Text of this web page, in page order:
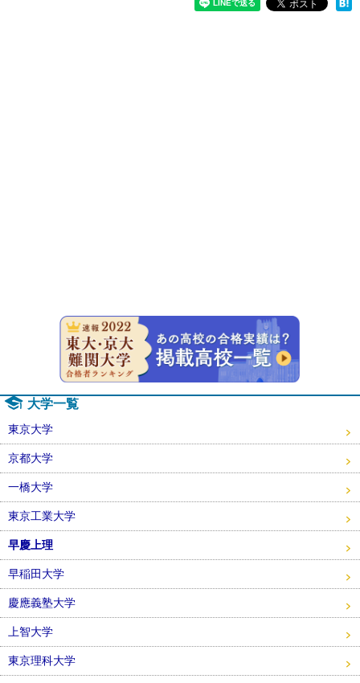
大学一覧
東京大学
京都大学
一橋大学
東京工業大学
早慶上理
早稲田大学
慶應義塾大学
上智大学
東京理科大学